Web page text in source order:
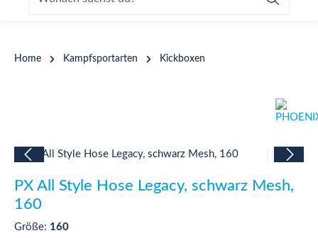
Home Kampfsportarten Kickboxen
Bildergalerie überspringen
PX All Style Hose Legacy, schwarz Mesh,
160
Größe: 160